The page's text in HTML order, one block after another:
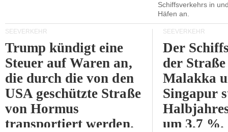
Schiffsverkehrs in
Häfen an.
SEEVERKEHR
Trump kündigt eine
Steuer auf Waren an,
die durch die von den
USA geschützte Straße
von Hormus
transportiert werden.
SEEVERKEHR
Der
der
Malakka
Singapur
um 3,7 %.